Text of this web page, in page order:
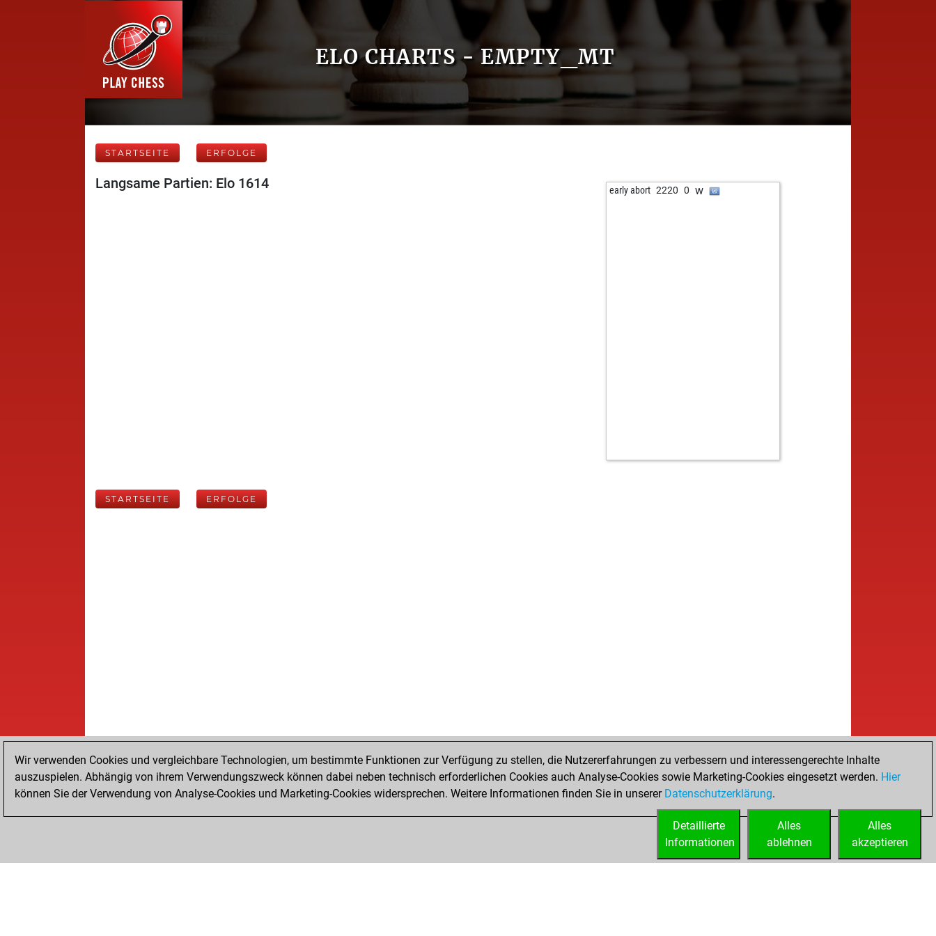
ELO CHARTS - EMPTY_MT
STARTSEITE ERFOLGE
Langsame Partien: Elo 1614 early abort 2220 0 w
STARTSEITE ERFOLGE
Wir verwenden Cookies und vergleichbare Technologien, um bestimmte Funktionen zur Verfügung zu stellen, die Nutzererfahrungen zu verbessern und interessengerechte Inhalte
auszuspielen. Abhängig von ihrem Verwendungszweck können dabei neben technisch erforderlichen Cookies auch Analyse-Cookies sowie Marketing-Cookies eingesetzt werden. Hier
können Sie der Verwendung von Analyse-Cookies und Marketing-Cookies widersprechen. Weitere Informationen finden Sie in unserer Datenschutzerklärung.
Alles
akzeptieren
Alles
ablehnen
Detaillierte
Informationen